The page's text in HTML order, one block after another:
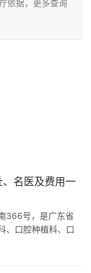
依据，更多查询
名医及费用一
366号，是广东省
、口腔种植科、口